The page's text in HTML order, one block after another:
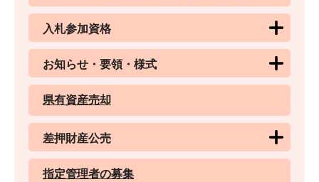
入札参加資格
お知らせ・要領・様式
県有資産売却
差押財産公売
指定管理者の募集